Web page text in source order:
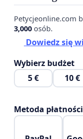
Liczymy, że
placówki te nie
politycznych i
interesów.
Deklarujemy, że
Łużyckiej Dywizji
Petycjeonline.com
3,000 osób.
Dowiedz się
Wybierz budżet
5 €
10 €
Metoda płatności